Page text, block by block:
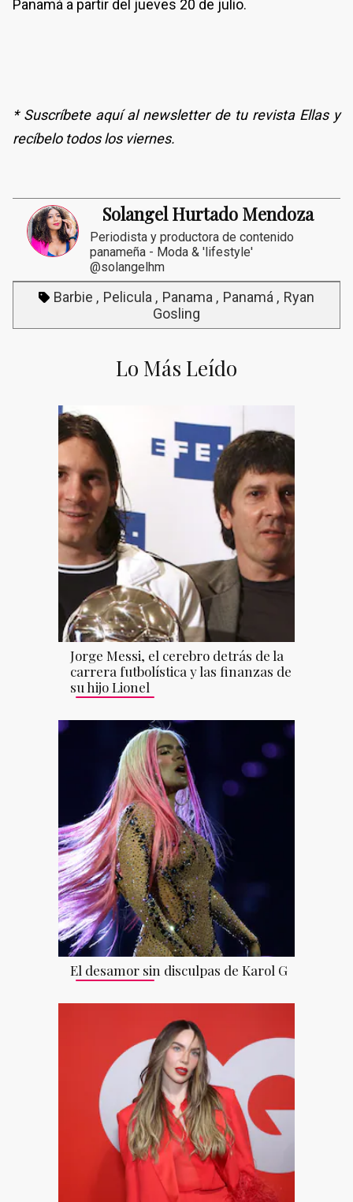
Panamá a partir del jueves 20 de julio.
* Suscríbete aquí al newsletter de tu revista Ellas y
recíbelo todos los viernes.
Solangel Hurtado Mendoza
Periodista y productora de contenido
panameña - Moda & 'lifestyle'
@solangelhm
Barbie Pelicula Panama Panamá
Ryan
Gosling
Lo Más Leído
Jorge Messi, el cerebro detrás de la
carrera futbolística y las finanzas de
su hijo Lionel
El desamor sin disculpas de Karol G